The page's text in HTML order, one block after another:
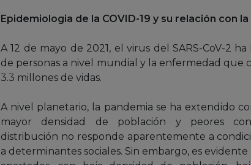
Epidemiologia de la COVID-19 y su relación con
A 12 de mayo de 2021, el virus del SARS-CoV-2
de personas a nivel mundial y la enfermedad que
3.3 millones de vidas.
A nivel planetario, la pandemia se ha extendido
mayor densidad de población y peores
distribución no responde aparentemente a
a determinantes sociales. Sin embargo, es